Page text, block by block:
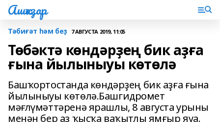
Ашҡаҙар
Тәбиғәт һәм беҙ 7 АВГУСТА 2019, 11:05
Төбәктә көндәрҙең бик аҙға
ғына йылыныуы көтөлә
Башҡортостанда көндәрҙең бик аҙға ғына
йылыныуы көтөлә.Башгидромет
мәғлүмәттәренә ярашлы, 8 августа урыны
менән бер аҙ ҡыҫҡа ваҡытлы ямғыр яуа.